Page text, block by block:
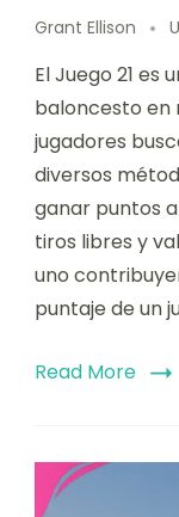
Grant Ellison
El Juego 21 es
baloncesto en
jugadores
diversos
ganar puntos
tiros libres y
uno
puntaje de un
Read More